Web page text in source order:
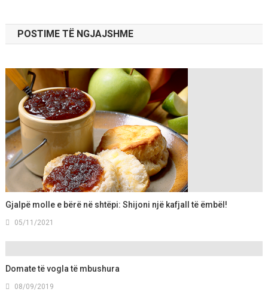
POSTIME TË NGJAJSHME
Gjalpë molle e bërë në shtëpi: Shijoni një kafjall të ëmbël!
05/11/2021
Domate të vogla të mbushura
08/09/2019